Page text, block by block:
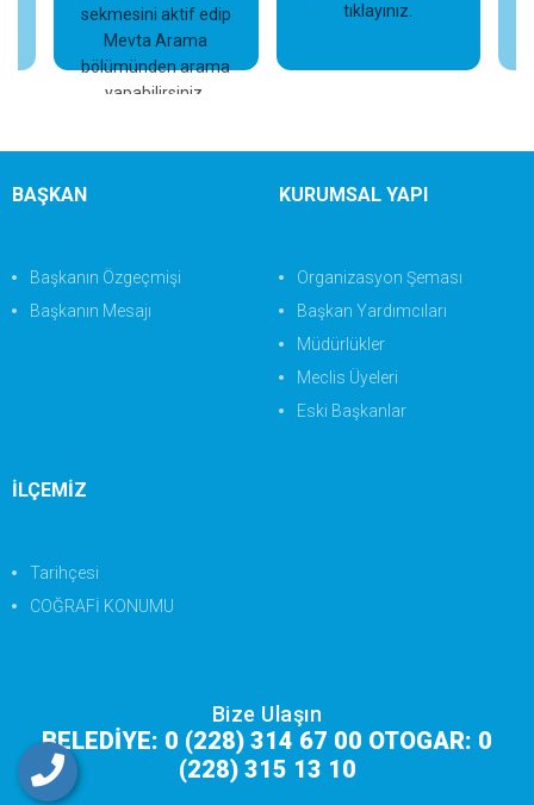
sekmesini aktif edip
Mevta Arama
bölümünden arama
yapabilirsiniz.
İncele
tıklayınız.
BAŞKAN
Başkanın Özgeçmişi
Başkanın Mesajı
KURUMSAL YAPI
Organizasyon Şeması
Başkan Yardımcıları
Müdürlükler
Meclis Üyeleri
Eski Başkanlar
İLÇEMİZ
Tarihçesi
COĞRAFİ KONUMU
Bize Ulaşın
BELEDİYE: 0 (228) 314 67 00 OTOGAR: 0
(228) 315 13 10